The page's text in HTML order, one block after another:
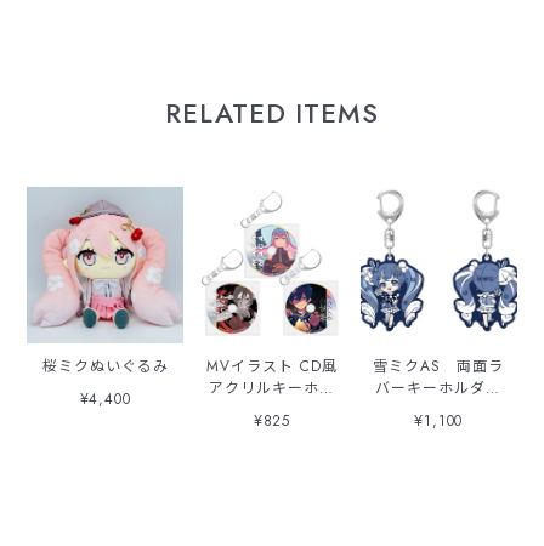
RELATED ITEMS
桜ミクぬいぐるみ
¥4,400
MVイラスト CD風
アクリルキーホル
ダー
¥825
雪ミクAS 両面ラ
バーキーホルダー
2025
¥1,100